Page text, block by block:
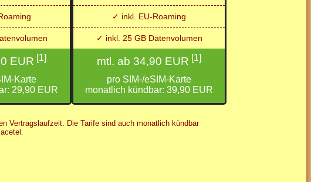
EUR [1]
Karte
29,90 EUR
✓ inkl. EU-Roaming
✓ inkl. 25 GB Datenvolumen
mtl. ab 34,90 EUR [1]
pro SIM-/eSIM-Karte
monatlich kündbar: 39,90 EUR
Vertragslaufzeit. Die Tarife sind auch monatlich kündbar